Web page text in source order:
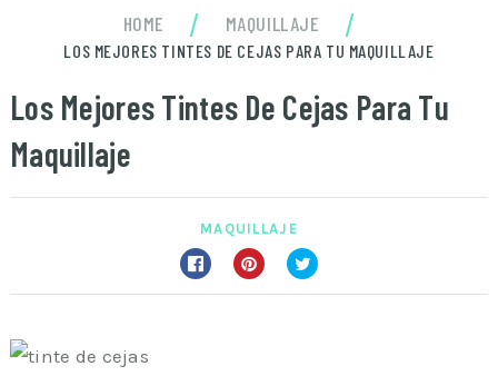
HOME / MAQUILLAJE /
LOS MEJORES TINTES DE CEJAS PARA TU MAQUILLAJE
Los Mejores Tintes De Cejas Para Tu
Maquillaje
MAQUILLAJE